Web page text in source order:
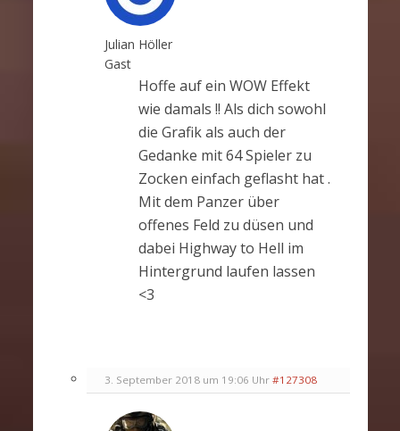
Julian Höller
Gast
Hoffe auf ein WOW Effekt
wie damals !! Als dich sowohl
die Grafik als auch der
Gedanke mit 64 Spieler zu
Zocken einfach geflasht hat .
Mit dem Panzer über
offenes Feld zu düsen und
dabei Highway to Hell im
Hintergrund laufen lassen
<3
3. September 2018 um 19:06 Uhr #127308